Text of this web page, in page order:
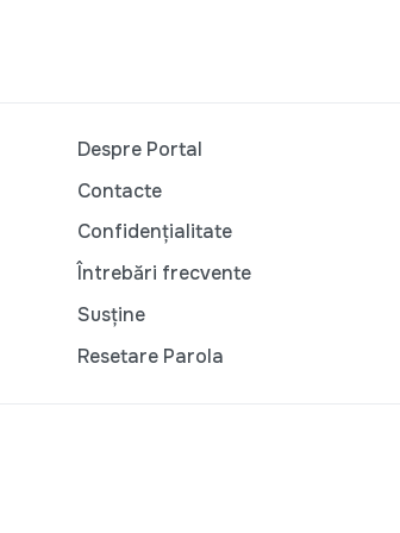
Despre Portal
Contacte
Confidențialitate
Întrebări frecvente
Susține
Resetare Parola